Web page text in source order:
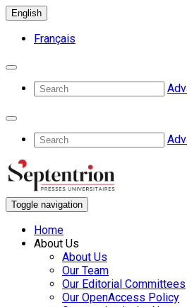
English
Français
Toggle navigation
Home
About Us
About Us
Our Team
Our Editorial Committees
Our OpenAccess Policy